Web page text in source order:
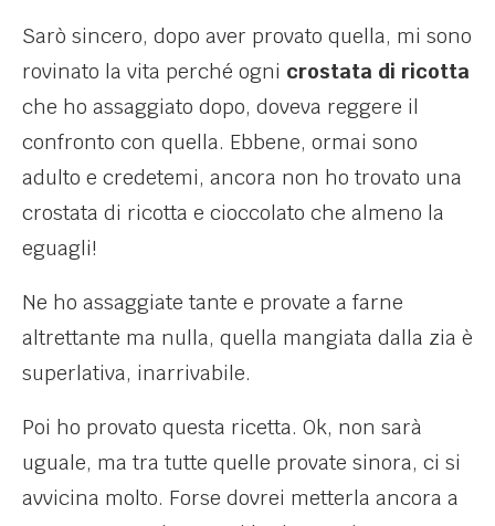
Sarò sincero, dopo aver provato quella, mi sono
rovinato la vita perché ogni crostata di ricotta
che ho assaggiato dopo, doveva reggere il
confronto con quella. Ebbene, ormai sono
adulto e credetemi, ancora non ho trovato una
crostata di ricotta e cioccolato che almeno la
eguagli!
Ne ho assaggiate tante e provate a farne
altrettante ma nulla, quella mangiata dalla zia è
superlativa, inarrivabile.
Poi ho provato questa ricetta. Ok, non sarà
uguale, ma tra tutte quelle provate sinora, ci si
avvicina molto. Forse dovrei metterla ancora a